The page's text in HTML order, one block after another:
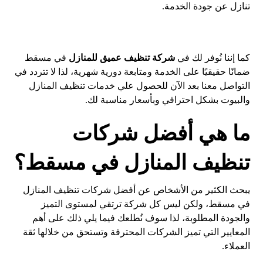
تنازل عن جودة الخدمة.
كما إننا نُوفر لك فيشركة تنظيف عميق للمنازل في مسقط
ضمانًا حقيقيًا على الخدمة ومتابعة دورية شهرية، لذا لا تتردد في
التواصل معنا بعد الآن للحصول علي خدمات تنظيف المنازل
والبيوت بشكل احترافي وبأسعار مناسبة لك.
ما هي أفضل شركات
تنظيف المنازل في مسقط؟
يبحث الكثير من الأشخاص عن أفضل شركات تنظيف المنازل
في مسقط، ولكن ليس كل شركة ترتقي لمستوى التميز
والجودة المطلوبة، لذا سوف نُطلعك فيما يلي ذلك على أهم
المعايير التي تميز الشركات المحترفة وتستحق من خلالها ثقة
العملاء.